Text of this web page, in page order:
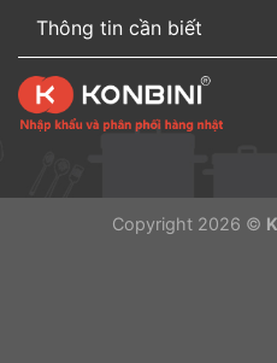
Thông tin cần biết
Copyright 2026 ©